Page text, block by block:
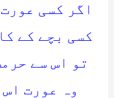
اگر کسی
کسی بچے کے
تو اس سے
وہ عورت